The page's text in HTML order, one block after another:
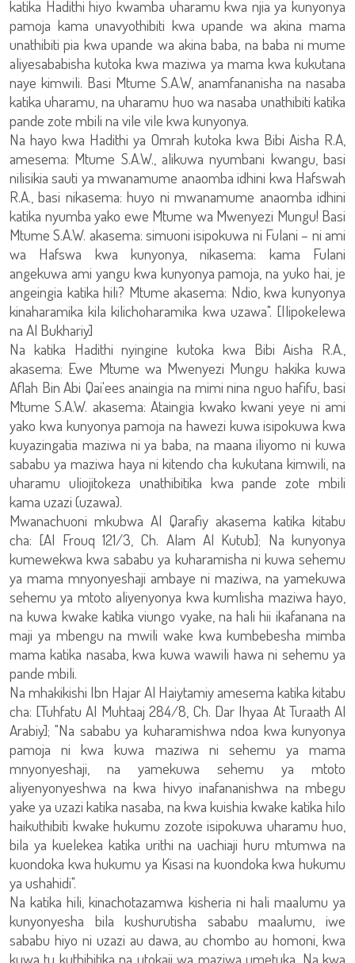
katika Hadithi hiyo kwamba uharamu kwa njia ya kunyonya
pamoja kama unavyothibiti kwa upande wa akina mama
unathibiti pia kwa upande wa akina baba, na baba ni mume
aliyesababisha kutoka kwa maziwa ya mama kwa kukutana
naye kimwili. Basi Mtume S.A.W, anamfananisha na nasaba
katika uharamu, na uharamu huo wa nasaba unathibiti katika
pande zote mbili na vile vile kwa kunyonya.
Na hayo kwa Hadithi ya Omrah kutoka kwa Bibi Aisha R.A,
amesema: Mtume S.A.W., alikuwa nyumbani kwangu, basi
nilisikia sauti ya mwanamume anaomba idhini kwa Hafswah
R.A., basi nikasema: huyo ni mwanamume anaomba idhini
katika nyumba yako ewe Mtume wa Mwenyezi Mungu! Basi
Mtume S.A.W. akasema: simuoni isipokuwa ni Fulani – ni ami
wa Hafswa kwa kunyonya, nikasema: kama Fulani
angekuwa ami yangu kwa kunyonya pamoja, na yuko hai, je
angeingia katika hili? Mtume akasema: Ndio, kwa kunyonya
kinaharamika kila kilichoharamika kwa uzawa". [Ilipokelewa
na Al Bukhariy]
Na katika Hadithi nyingine kutoka kwa Bibi Aisha R.A.,
akasema: Ewe Mtume wa Mwenyezi Mungu hakika kuwa
Aflah Bin Abi Qai'ees anaingia na mimi nina nguo hafifu, basi
Mtume S.A.W. akasema: Ataingia kwako kwani yeye ni ami
yako kwa kunyonya pamoja na hawezi kuwa isipokuwa kwa
kuyazingatia maziwa ni ya baba, na maana iliyomo ni kuwa
sababu ya maziwa haya ni kitendo cha kukutana kimwili, na
uharamu uliojitokeza unathibitika kwa pande zote mbili
kama uzazi (uzawa).
Mwanachuoni mkubwa Al Qarafiy akasema katika kitabu
cha: [Al Frouq 121/3, Ch. Alam Al Kutub]; Na kunyonya
kumewekwa kwa sababu ya kuharamisha ni kuwa sehemu
ya mama mnyonyeshaji ambaye ni maziwa, na yamekuwa
sehemu ya mtoto aliyenyonya kwa kumlisha maziwa hayo,
na kuwa kwake katika viungo vyake, na hali hii ikafanana na
maji ya mbengu na mwili wake kwa kumbebesha mimba
mama katika nasaba, kwa kuwa wawili hawa ni sehemu ya
pande mbili.
Na mhakikishi Ibn Hajar Al Haiytamiy amesema katika kitabu
cha: [Tuhfatu Al Muhtaaj 284/8, Ch. Dar Ihyaa At Turaath Al
Arabiy]; "Na sababu ya kuharamishwa ndoa kwa kunyonya
pamoja ni kwa kuwa maziwa ni sehemu ya mama
mnyonyeshaji, na yamekuwa sehemu ya mtoto
aliyenyonyeshwa na kwa hivyo inafananishwa na mbegu
yake ya uzazi katika nasaba, na kwa kuishia kwake katika hilo
haikuthibiti kwake hukumu zozote isipokuwa uharamu huo,
bila ya kuelekea katika urithi na uachiaji huru mtumwa na
kuondoka kwa hukumu ya Kisasi na kuondoka kwa hukumu
ya ushahidi".
Na katika hili, kinachotazamwa kisheria ni hali maalumu ya
kunyonyesha bila kushurutisha sababu maalumu, iwe
sababu hiyo ni uzazi au dawa, au chombo au homoni, kwa
kuwa tu kuthibitika na utokaji wa maziwa umetuka. Na kwa